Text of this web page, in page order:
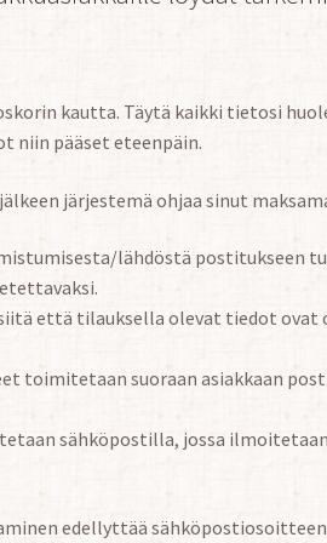
kautta. Täytä kaikki tietosi
niin pääset eteenpäin.
järjestemä ohjaa sinut
lähdöstä postitukseen
että tilauksella olevat tiedot
toimitetaan suoraan asiakkaan
sähköpostilla, jossa
edellyttää